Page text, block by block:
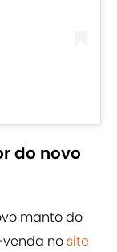
do novo
manto do
no site